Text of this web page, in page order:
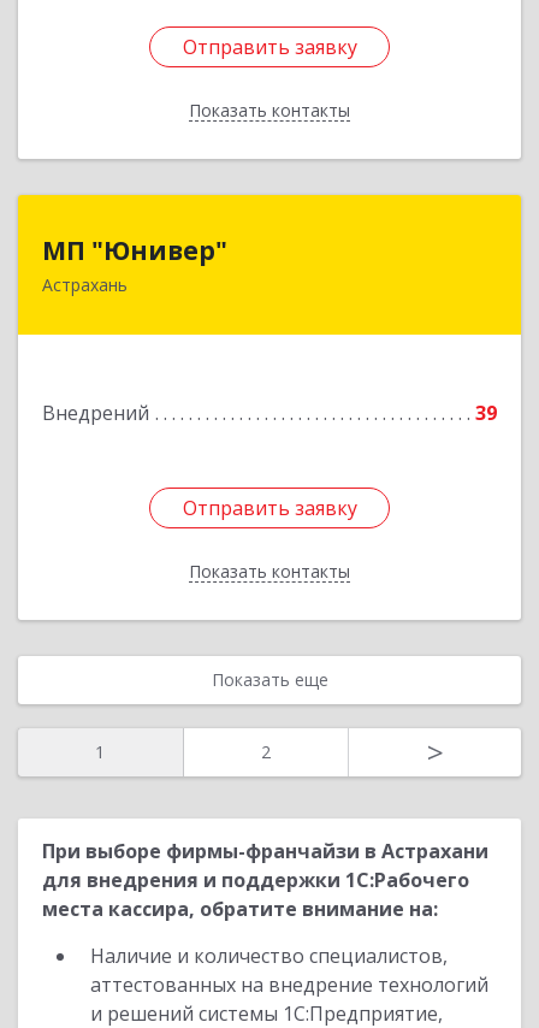
Отправить заявку
Показать контакты
Отправить заявку
Назад
МП "Юнивер"
Астрахань
Внедрений 39
Отправить заявку
Показать контакты
414041, Астраханская обл, Астрахань г, Карла
Отправить заявку
Назад
Показать еще
1 2 >
При выборе фирмы-франчайзи в Астрахани
для внедрения и поддержки 1С:Рабочего
места кассира, обратите внимание на:
Наличие и количество специалистов,
аттестованных на внедрение технологий
и решений системы 1С:Предприятие,